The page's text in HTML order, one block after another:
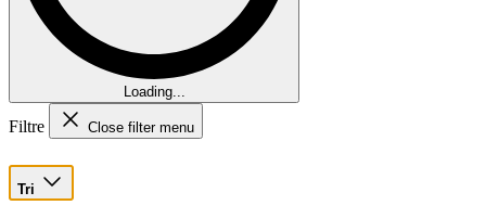
Loading...
Filtre Close filter menu
Tri